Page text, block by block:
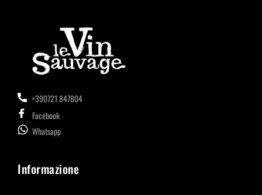
+390721 847804
Facebook
Whatsapp
Informazione